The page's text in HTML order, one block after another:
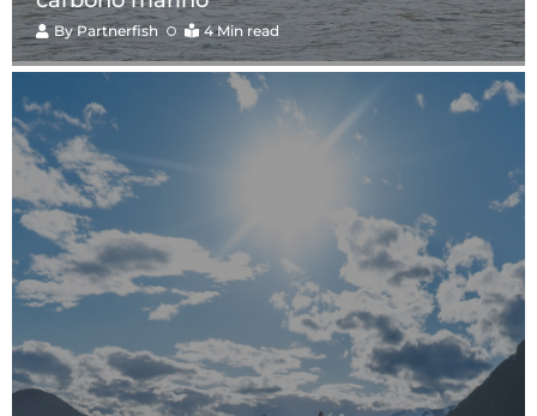
ByPartnerfish 4 Min read